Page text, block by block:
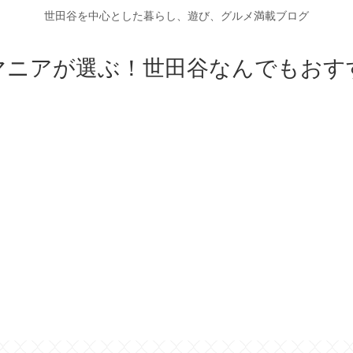
世田谷を中心とした暮らし、遊び、グルメ満載ブログ
ニアが選ぶ！世田谷なんでもおす